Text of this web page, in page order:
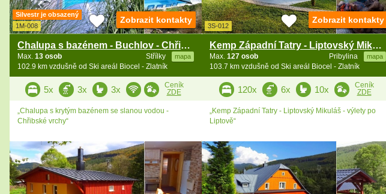
Silvestr je obsazený
1M-008
Chalupa s bazénem - Buchlov - Chřibské vrchy
Střílky mapa
Max. 13 osob
102.9 km vzdušně od Ski areál Biocel - Zlatník
Zobrazit kontakty
5x 3x 3x
Ceník
ZDE
„Chalupa s krytým bazénem se slanou vodou -
Chřibské vrchy“
3S-012
Kemp Západní Tatry - Liptovský Mikuláš - Liptov
Pribylina mapa
Max. 127 osob
103.7 km vzdušně od Ski areál Biocel - Zlatník
Zobrazit kontakty
120x 6x 10x
Ceník
ZDE
„Kemp Západní Tatry - Liptovský Mikuláš - výlety po
Liptově“